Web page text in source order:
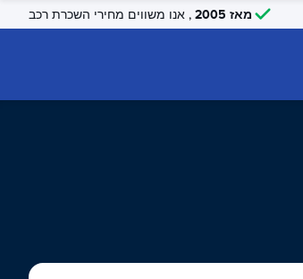
מאז 2005 , אנו משווים מחירי השכרת רכב